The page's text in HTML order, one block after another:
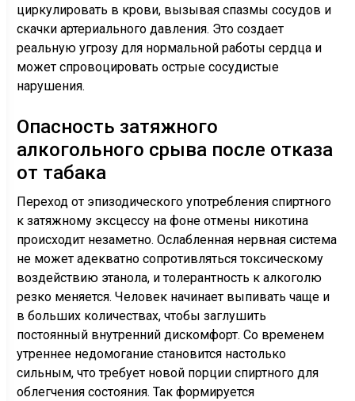
циркулировать в крови, вызывая спазмы сосудов и
скачки артериального давления. Это создает
реальную угрозу для нормальной работы сердца и
может спровоцировать острые сосудистые
нарушения.
Опасность затяжного
алкогольного срыва после отказа
от табака
Переход от эпизодического употребления спиртного
к затяжному эксцессу на фоне отмены никотина
происходит незаметно. Ослабленная нервная система
не может адекватно сопротивляться токсическому
воздействию этанола, и толерантность к алкоголю
резко меняется. Человек начинает выпивать чаще и
в больших количествах, чтобы заглушить
постоянный внутренний дискомфорт. Со временем
утреннее недомогание становится настолько
сильным, что требует новой порции спиртного для
облегчения состояния. Так формируется